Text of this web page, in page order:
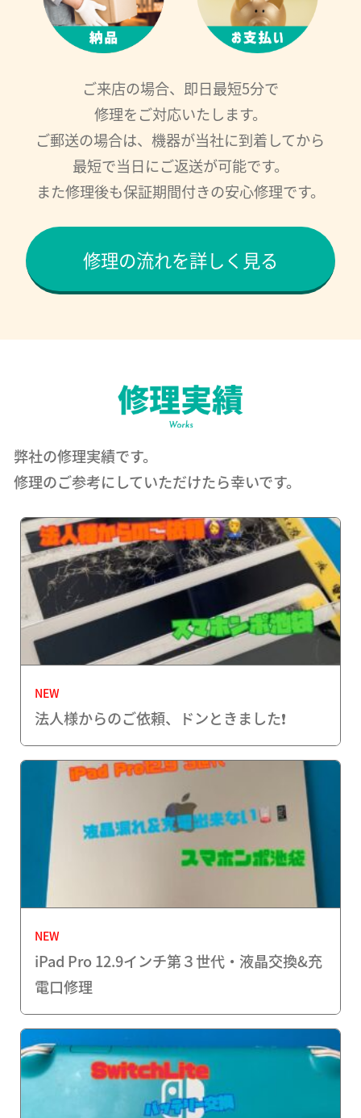
ご来店の場合、即日最短5分で
修理をご対応いたします。
ご郵送の場合は、機器が当社に到着してから
最短で当日にご返送が可能です。
また修理後も保証期間付きの安心修理です。
修理の流れを詳しく見る
弊社の修理実績です。
修理のご参考にしていただけたら幸いです。
NEW
法人様からのご依頼、ドンときました❗️
NEW
iPad Pro 12.9インチ第３世代・液晶交換&充
電口修理